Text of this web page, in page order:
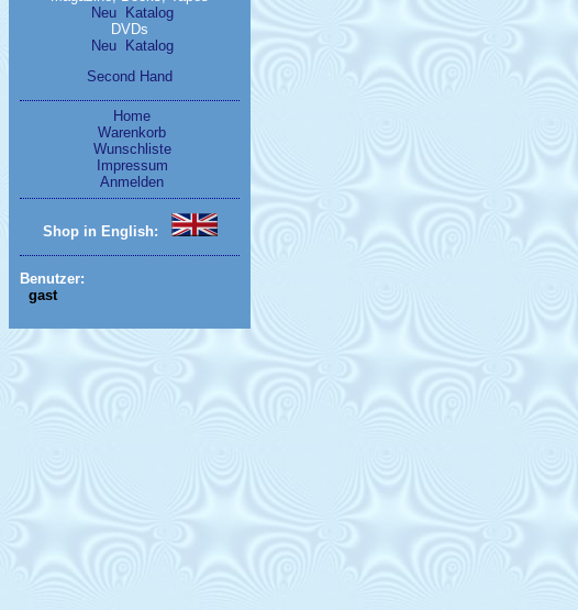
Neu
Katalog
DVDs
Neu
Katalog
Second Hand
Home
Warenkorb
Wunschliste
Impressum
Anmelden
Shop in English:
Benutzer:
gast